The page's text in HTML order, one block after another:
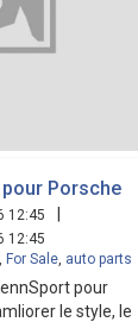
Porsche
12:45 |
12:45
For Sale auto parts
pour
le style, le